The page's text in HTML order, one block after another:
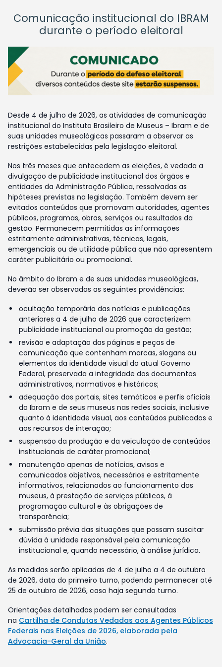
Comunicação institucional do IBRAM
durante o período eleitoral
Desde 4 de julho de 2026, as atividades de comunicação
institucional do Instituto Brasileiro de Museus – Ibram e de
suas unidades museológicas passaram a observar as
restrições estabelecidas pela legislação eleitoral.
Nos três meses que antecedem as eleições, é vedada a
divulgação de publicidade institucional dos órgãos e
entidades da Administração Pública, ressalvadas as
hipóteses previstas na legislação. Também devem ser
evitados conteúdos que promovam autoridades, agentes
públicos, programas, obras, serviços ou resultados da
gestão. Permanecem permitidas as informações
estritamente administrativas, técnicas, legais,
emergenciais ou de utilidade pública que não apresentem
caráter publicitário ou promocional.
No âmbito do Ibram e de suas unidades museológicas,
deverão ser observadas as seguintes providências:
ocultação temporária das notícias e publicações
anteriores a 4 de julho de 2026 que caracterizem
publicidade institucional ou promoção da gestão;
revisão e adaptação das páginas e peças de
comunicação que contenham marcas, slogans ou
elementos da identidade visual do atual Governo
Federal, preservada a integridade dos documentos
administrativos, normativos e históricos;
adequação dos portais, sites temáticos e perfis oficiais
do Ibram e de seus museus nas redes sociais, inclusive
quanto à identidade visual, aos conteúdos publicados e
aos recursos de interação;
suspensão da produção e da veiculação de conteúdos
institucionais de caráter promocional;
manutenção apenas de notícias, avisos e
comunicados objetivos, necessários e estritamente
informativos, relacionados ao funcionamento dos
museus, à prestação de serviços públicos, à
programação cultural e às obrigações de
transparência;
submissão prévia das situações que possam suscitar
dúvida à unidade responsável pela comunicação
institucional e, quando necessário, à análise jurídica.
As medidas serão aplicadas de 4 de julho a 4 de outubro
de 2026, data do primeiro turno, podendo permanecer até
25 de outubro de 2026, caso haja segundo turno.
Orientações detalhadas podem ser consultadas
na Cartilha de Condutas Vedadas aos Agentes Públicos
Federais nas Eleições de 2026, elaborada pela
Advocacia-Geral da União.